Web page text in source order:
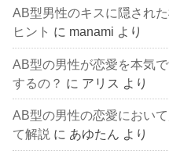
AB型男性のキスに隠され
ヒント に manami より
AB型の男性が恋愛を本気
するの？ に アリス より
AB型の男性の恋愛におい
て解説 に あゆたん より